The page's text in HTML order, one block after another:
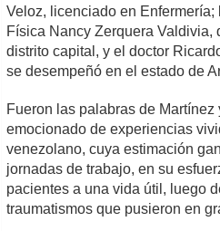
Veloz, licenciado en
Física Nancy Zerquera Valdivia,
distrito capital, y el doctor
se desempeñó en el estado de
Fueron las palabras de
emocionado de experiencias
venezolano, cuya estimación
jornadas de trabajo, en su
pacientes a una vida útil, luego
traumatismos que pusieron en